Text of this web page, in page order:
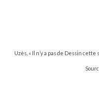
Uzès, « Il n’y a pas de Dessin cette